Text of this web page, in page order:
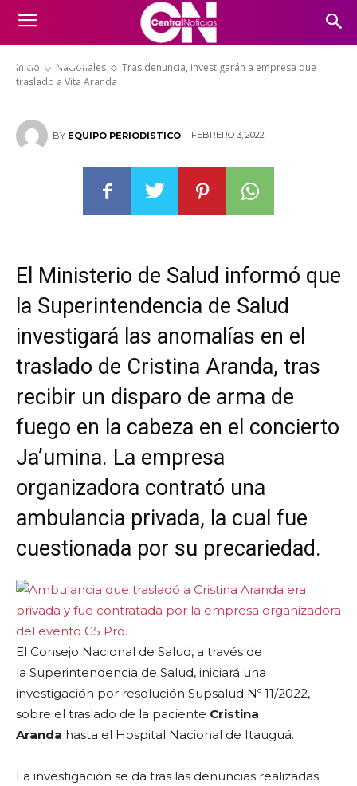
Inicio Nacionales
Tras denuncia, investigarán a empresa que
traslado a Vita Aranda
Tras denuncia, investigarán a
empresa que traslado a Vita
Aranda
BY EQUIPO PERIODISTICO FEBRERO 3, 2022
El Ministerio de Salud informó que
la Superintendencia de Salud
investigará las anomalías en el
traslado de Cristina Aranda, tras
recibir un disparo de arma de
fuego en la cabeza en el concierto
Ja’umina. La empresa
organizadora contrató una
ambulancia privada, la cual fue
cuestionada por su precariedad.
El Consejo Nacional de Salud, a través de
la Superintendencia de Salud, iniciará una
investigación por resolución Supsalud Nº 11/2022,
sobre el traslado de la paciente Cristina
Aranda hasta el Hospital Nacional de Itauguá.
La investigación se da tras las denuncias realizadas